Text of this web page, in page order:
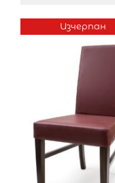
Изчерпан